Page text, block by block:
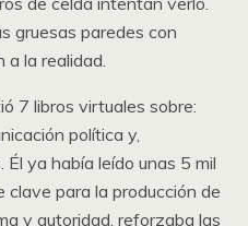
gruesas paredes con
a la realidad.
7 libros virtuales sobre:
política y,
ya había leído unas 5 mil
para la producción de
y autoridad, reforzaba las